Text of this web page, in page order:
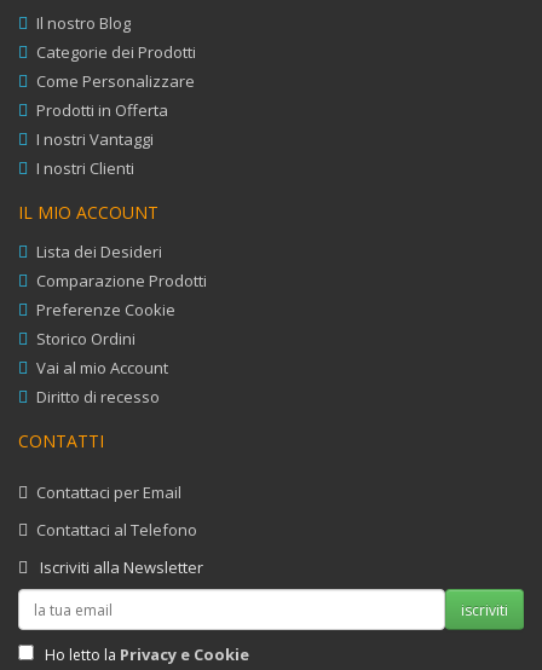
Il nostro Blog
Categorie dei Prodotti
Come Personalizzare
Prodotti in Offerta
I nostri Vantaggi
I nostri Clienti
IL MIO ACCOUNT
Lista dei Desideri
Comparazione Prodotti
Preferenze Cookie
Storico Ordini
Vai al mio Account
Diritto di recesso
CONTATTI
Contattaci per Email
Contattaci al Telefono
Iscriviti alla Newsletter
iscriviti
Ho letto la Privacy e Cookie